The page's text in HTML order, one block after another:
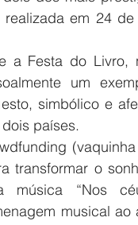
em 24
a Festa do Livro,
simbólico e
países.
transformar o
música “Nos
musical ao